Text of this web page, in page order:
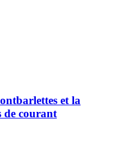
et la
de courant